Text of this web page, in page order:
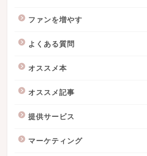
ファンを増やす
よくある質問
オススメ本
オススメ記事
提供サービス
マーケティング